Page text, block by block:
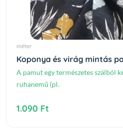
méter
Koponya és virág mintás
A pamut egy természetes szálból
ruhanemű (pl.
1.090 Ft